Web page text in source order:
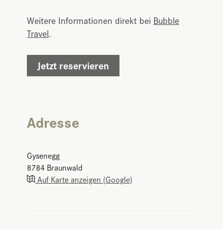
Weitere Informationen direkt bei Bubble
Travel.
Jetzt reservieren
Adresse
Gysenegg
8784 Braunwald
Auf Karte anzeigen (Google)